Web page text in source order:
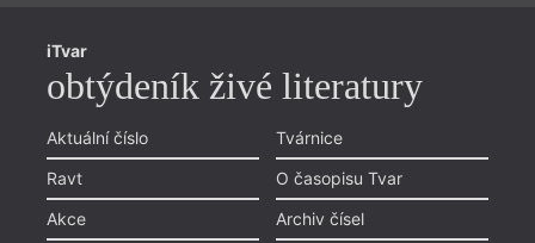
iTvar
obtýdeník živé literatury
Aktuální číslo
Ravt
Akce
Tvárnice
O časopisu Tvar
Archiv čísel